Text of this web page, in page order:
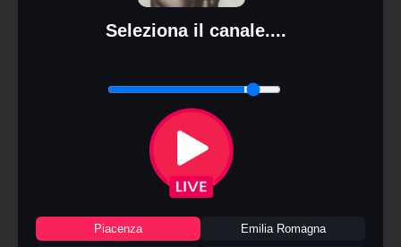
Seleziona il canale....
Piacenza Emilia Romagna